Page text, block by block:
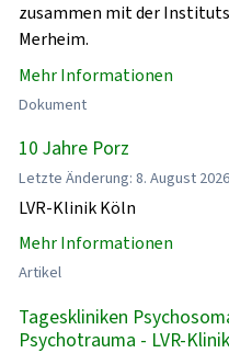
zusammen mit der
Merheim.
Mehr Informationen
Dokument
10 Jahre Porz
Letzte Änderung: 8. August
LVR-Klinik Köln
Mehr Informationen
Artikel
Tageskliniken
Psychotrauma - LVR-